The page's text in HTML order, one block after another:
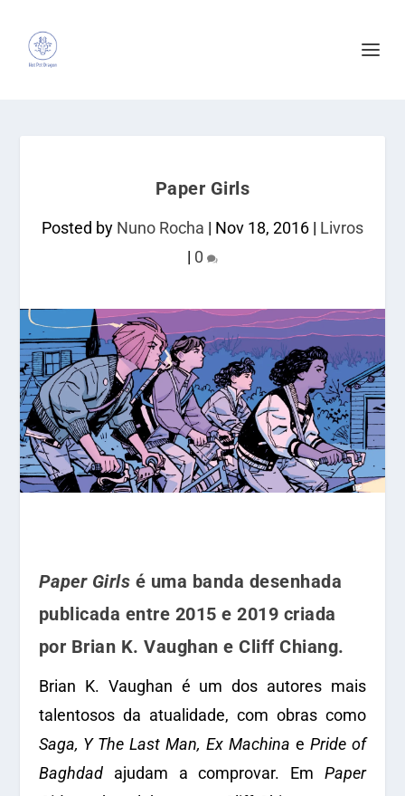
Paper Girls
Posted by Nuno Rocha | Nov 18, 2016 | Livros
| 0
Paper Girls é uma banda desenhada
publicada entre 2015 e 2019 criada
por Brian K. Vaughan e Cliff Chiang.
Brian K. Vaughan é um dos autores mais
talentosos da atualidade, com obras como
Saga, Y The Last Man, Ex Machina ePride of
Baghdadajudam a comprovar. EmPaper